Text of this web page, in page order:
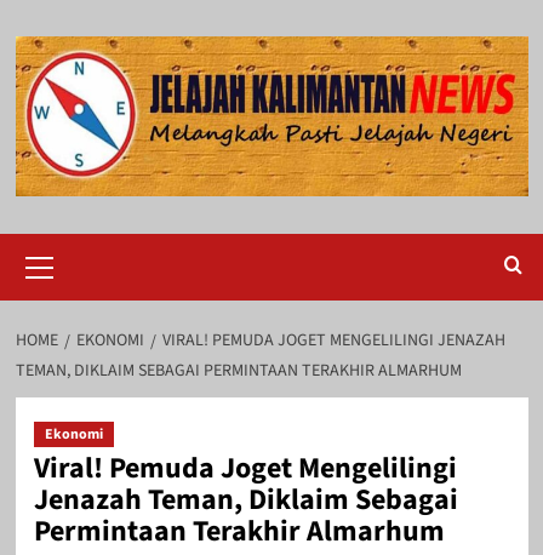
to
content
Menu
HOME EKONOMI
VIRAL! PEMUDA JOGET MENGELILINGI JENAZAH
TEMAN, DIKLAIM SEBAGAI PERMINTAAN TERAKHIR ALMARHUM
Ekonomi
Viral! Pemuda Joget Mengelilingi
Jenazah Teman, Diklaim Sebagai
Permintaan Terakhir Almarhum